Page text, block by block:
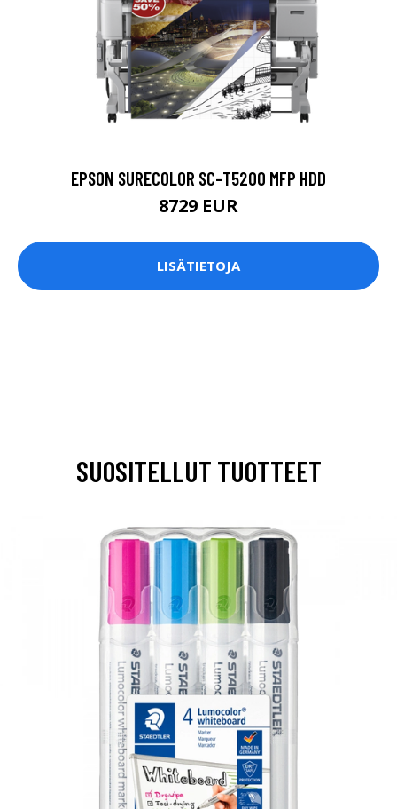
EPSON SURECOLOR SC-T5200 MFP HDD
8729 EUR
LISÄTIETOJA
SUOSITELLUT TUOTTEET